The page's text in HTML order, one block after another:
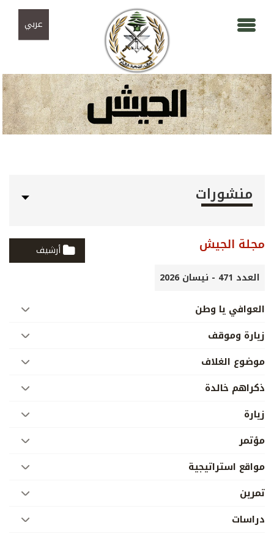
عربي
منشورات
مجلة الجيش
أرشيف
العدد 471 - نيسان 2026
العوافي يا وطن
زيارة وموقف
موضوع الغلاف
ذكراهم خالدة
زيارة
مؤتمر
مواقع استراتيجية
تمرين
دراسات